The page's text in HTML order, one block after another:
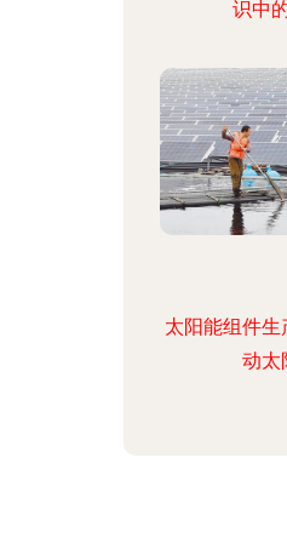
识中
太阳能组件
动太